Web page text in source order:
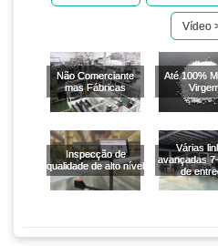
Vídeo
Não Comerciante
mas Fábricas
Até 100%
Inspecção de
qualidade de alto nível
Várias
avançadas
de